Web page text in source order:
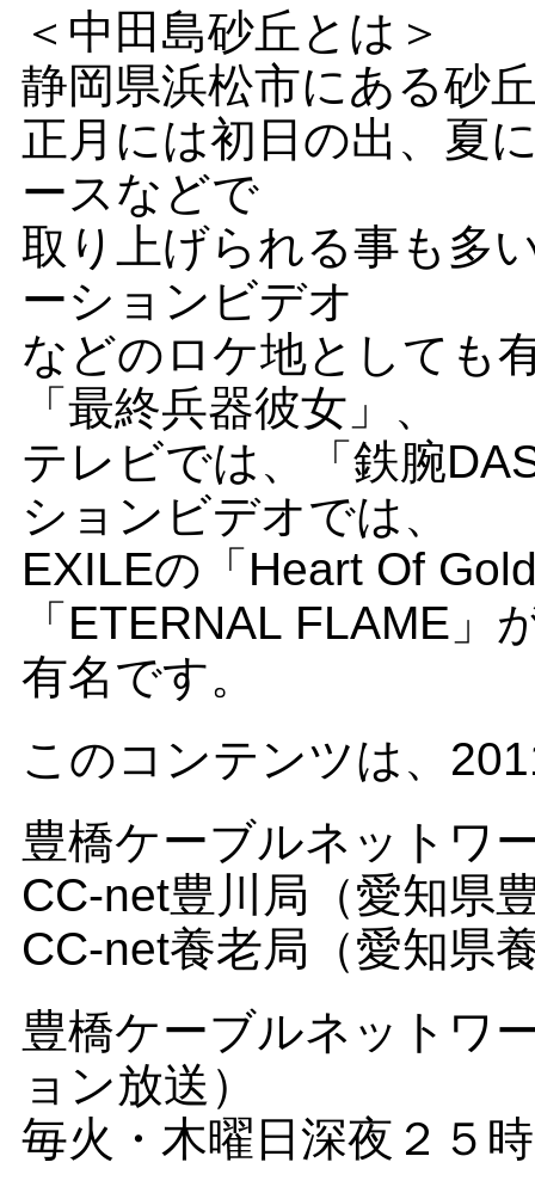
＜中田島砂丘とは＞
静岡県浜松市にある砂
正月には初日の出、夏
ースなどで
取り上げられる事も多
ーションビデオ
などのロケ地としても
「最終兵器彼女」、
テレビでは、「鉄腕
ションビデオでは、
EXILEの「Heart Of
「ETERNAL FLAME」
有名です。
このコンテンツは、
豊橋ケーブルネットワ
CC-net豊川局（愛知県
CC-net養老局（愛知県
豊橋ケーブルネットワ
ョン放送）
毎火・木曜日深夜２５